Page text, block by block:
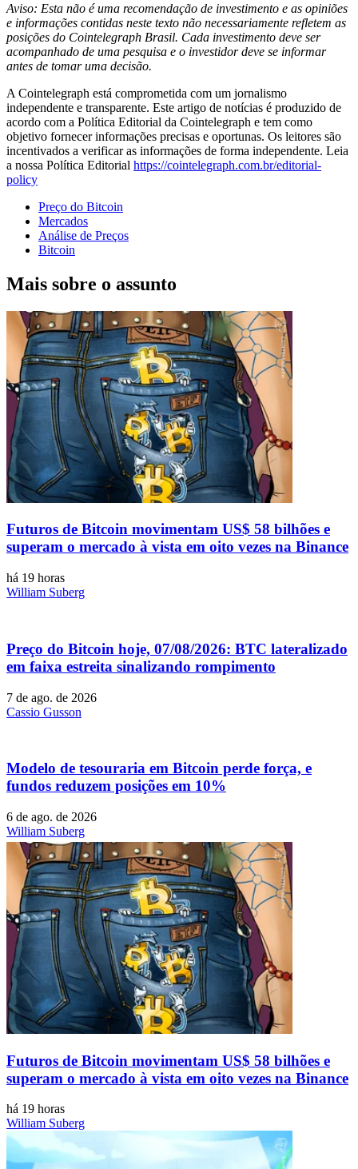
Aviso: Esta não é uma recomendação de investimento e as opiniões
e informações contidas neste texto não necessariamente refletem as
posições do Cointelegraph Brasil. Cada investimento deve ser
acompanhado de uma pesquisa e o investidor deve se informar
antes de tomar uma decisão.
A Cointelegraph está comprometida com um jornalismo
independente e transparente. Este artigo de notícias é produzido de
acordo com a Política Editorial da Cointelegraph e tem como
objetivo fornecer informações precisas e oportunas. Os leitores são
incentivados a verificar as informações de forma independente. Leia
a nossa Política Editorial https://cointelegraph.com.br/editorial-
policy
Preço do Bitcoin
Mercados
Análise de Preços
Bitcoin
Mais sobre o assunto
Futuros de Bitcoin movimentam US$ 58 bilhões e
superam o mercado à vista em oito vezes na Binance
há 19 horas
William Suberg
Preço do Bitcoin hoje, 07/08/2026: BTC lateralizado
em faixa estreita sinalizando rompimento
7 de ago. de 2026
Cassio Gusson
Modelo de tesouraria em Bitcoin perde força, e
fundos reduzem posições em 10%
6 de ago. de 2026
William Suberg
Futuros de Bitcoin movimentam US$ 58 bilhões e
superam o mercado à vista em oito vezes na Binance
há 19 horas
William Suberg